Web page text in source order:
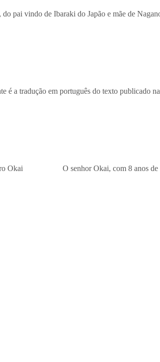
vindo de Ibaraki do Japão e mãe de
em português do texto publicado
Jiro Okai O senhor Okai, com 8 anos de